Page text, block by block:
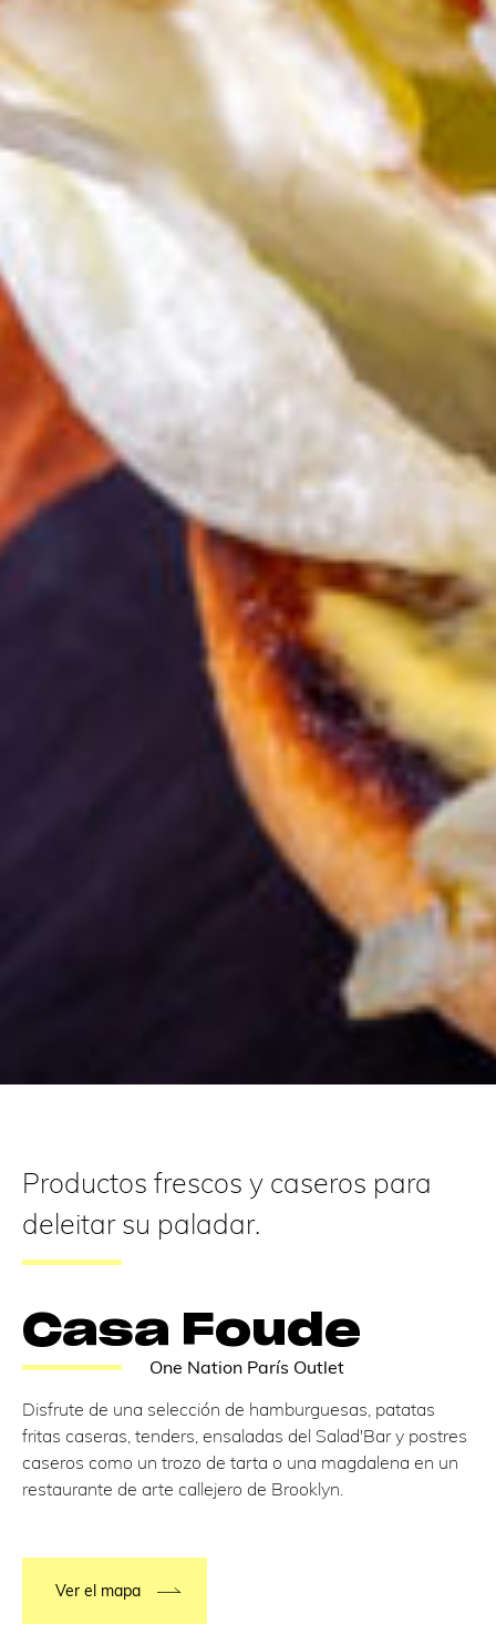
Productos frescos y caseros para
deleitar su paladar.
Casa Foude
One Nation París Outlet
Disfrute de una selección de hamburguesas, patatas
fritas caseras, tenders, ensaladas del Salad'Bar y postres
caseros como un trozo de tarta o una magdalena en un
restaurante de arte callejero de Brooklyn.
Ver el mapa